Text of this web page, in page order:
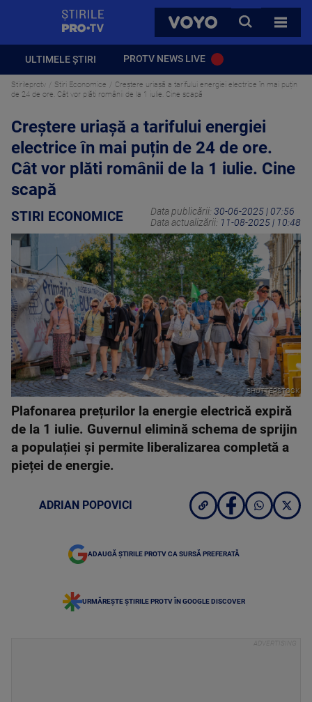
VOYO
CAUTA
TOATE
ULTIMELE ȘTIRI PROTV NEWS LIVE
Stirileprotv Stiri Economice
Creștere uriașă a tarifului energiei electrice în mai puțin
de 24 de ore. Cât vor plăti românii de la 1 iulie. Cine scapă
Creștere uriașă a tarifului energiei
electrice în mai puțin de 24 de ore.
Cât vor plăti românii de la 1 iulie. Cine
scapă
STIRI ECONOMICE Data publicării: 30-06-2025 | 07:56
Data actualizării: 11-08-2025 | 10:48
SHUTTERSTOCK
Plafonarea prețurilor la energie electrică expiră
de la 1 iulie. Guvernul elimină schema de sprijin
a populației și permite liberalizarea completă a
pieței de energie.
ADRIAN POPOVICI
ADAUGĂ ȘTIRILE PROTV CA SURSĂ PREFERATĂ
URMĂREȘTE ȘTIRILE PROTV ÎN GOOGLE DISCOVER